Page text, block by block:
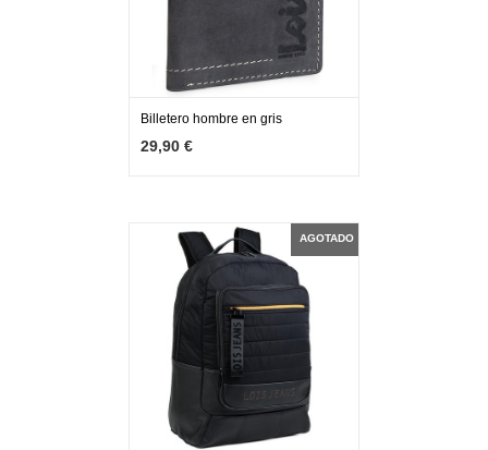
AGOTADO
Billetero hombre en gris
29,90 €
AGOTADO